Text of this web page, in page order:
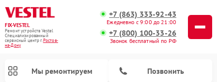
FIX-VESTEL
Ремонт устройств Vestel
Специализированный
cервисный центр г.Ростов-
на-Дону
+7 (863) 333-92-43
Ежедневно с 9:00 до 21:00
+7 (800) 100-33-26
Звонок бесплатный по РФ
Мы ремонтируем Позвонить